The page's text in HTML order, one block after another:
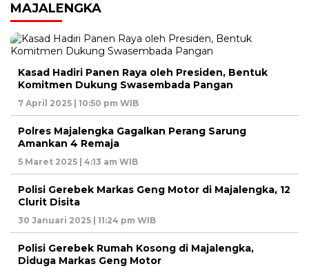
MAJALENGKA
Kasad Hadiri Panen Raya oleh Presiden, Bentuk
Komitmen Dukung Swasembada Pangan
7 April 2025 | 10:50 pm WIB
Polres Majalengka Gagalkan Perang Sarung
Amankan 4 Remaja
5 Maret 2025 | 4:13 am WIB
Polisi Gerebek Markas Geng Motor di Majalengka, 12
Clurit Disita
30 Januari 2025 | 11:24 pm WIB
Polisi Gerebek Rumah Kosong di Majalengka,
Diduga Markas Geng Motor